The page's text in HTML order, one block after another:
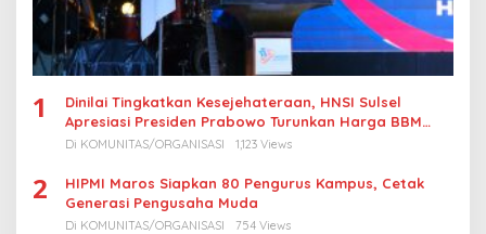
1
Dinilai Tingkatkan Kesejehateraan, HNSI Sulsel
Apresiasi Presiden Prabowo Turunkan Harga BBM
Nelayan
Di KOMUNITAS/ORGANISASI 1,123 Views
2
HIPMI Maros Siapkan 80 Pengurus Kampus, Cetak
Generasi Pengusaha Muda
Di KOMUNITAS/ORGANISASI 754 Views